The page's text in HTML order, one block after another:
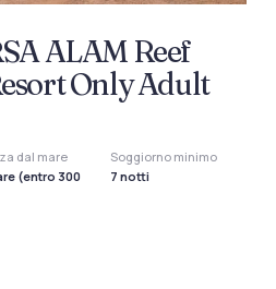
ALAM Reef
Only Adult
dal mare
(entro 300
Soggiorno minimo
7 notti